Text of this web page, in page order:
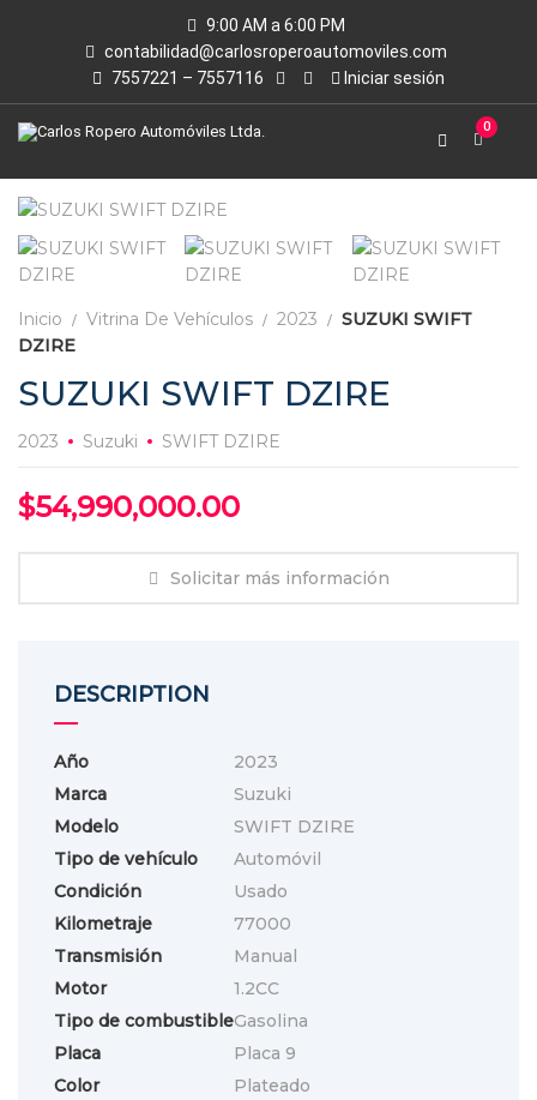
9:00 AM a 6:00 PM
contabilidad@carlosroperoautomoviles.com
7557221 – 7557116
Iniciar sesión
0
Inicio Vitrina De Vehículos 2023
SUZUKI SWIFT
DZIRE
SUZUKI SWIFT DZIRE
2023 Suzuki SWIFT DZIRE
$54,990,000.00
Solicitar más información
DESCRIPTION
Año
2023
Marca
Suzuki
Modelo
SWIFT DZIRE
Tipo de vehículo
Automóvil
Condición
Usado
Kilometraje
77000
Transmisión
Manual
Motor
1.2CC
Tipo de combustibleGasolina
Placa
Placa 9
Color
Plateado